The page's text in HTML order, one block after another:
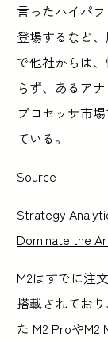
言ったハイパ
登場するなど
で他社からは
らず、あるア
プロセッサ市
ている。
Source
Strategy
Dominate the
M2はすでに注
搭載されてお
た M2 ProやM2